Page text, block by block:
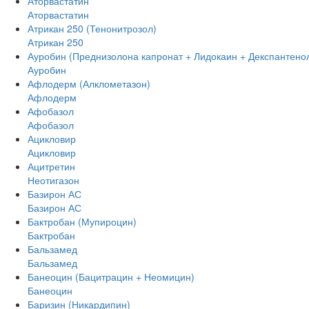
Аторвастатин
Атрикан 250 (Тенонитрозол)
Атрикан 250
Ауробин (Преднизолона капронат + Лидокаин +
Ауробин
Афлодерм (Алклометазон)
Афлодерм
Афобазол
Афобазол
Ацикловир
Ацикловир
Ацитретин
Неотигазон
Базирон АС
Базирон АС
Бактробан (Мупироцин)
Бактробан
Бальзамед
Бальзамед
Банеоцин (Бацитрацин + Неомицин)
Банеоцин
Баризин (Никардипин)